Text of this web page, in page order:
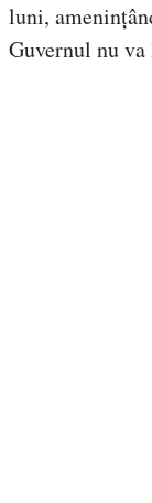
luni,
Guvernul nu